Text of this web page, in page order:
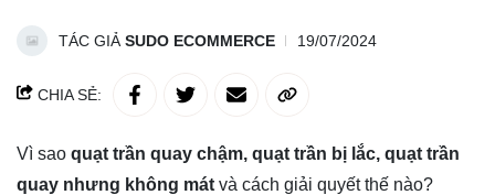
TÁC GIẢ SUDO ECOMMERCE 19/07/2024
CHIA SẺ:
Vì sao quạt trần quay chậm, quạt trần bị lắc, quạt trần
quay nhưng không mát và cách giải quyết thế nào?